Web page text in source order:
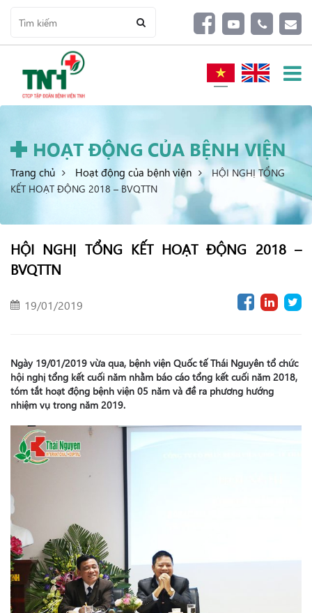
HOẠT ĐỘNG CỦA BỆNH VIỆN
Trang chủ Hoạt động của bệnh viện
HỘI NGHỊ TỔNG
KẾT HOẠT ĐỘNG 2018 – BVQTTN
HỘI NGHỊ TỔNG KẾT HOẠT ĐỘNG 2018 –
BVQTTN
19/01/2019
Ngày 19/01/2019 vừa qua, bệnh viện Quốc tế Thái Nguyên tổ chức
hội nghị tổng kết cuối năm nhằm báo cáo tổng kết cuối năm 2018,
tóm tắt hoạt động bệnh viện 05 năm và đề ra phương hướng
nhiệm vụ trong năm 2019.